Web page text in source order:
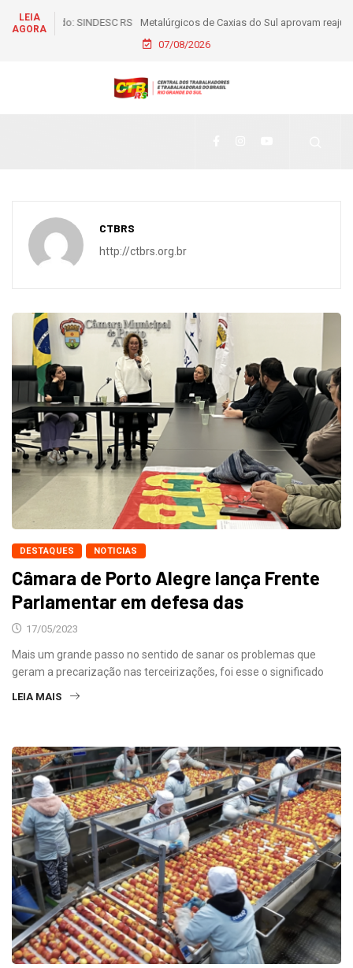
LEIA
AGORA
Metalúrgicos de Caxias do Sul aprovam reajuste salarial de
6% e piso de R$ 2,5 mil
07/08/2026
CTBRS
http://ctbrs.org.br
DESTAQUES NOTICIAS
Câmara de Porto Alegre lança Frente
Parlamentar em defesa das
17/05/2023
Mais um grande passo no sentido de sanar os problemas que
geram a precarização nas terceirizações, foi esse o significado
LEIA MAIS